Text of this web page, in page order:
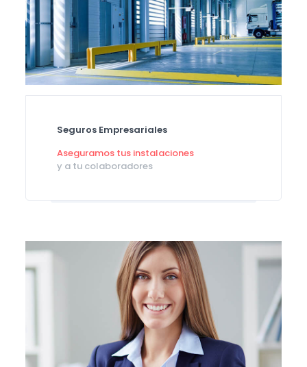
Seguros Empresariales
Aseguramos tus instalaciones
y a tu colaboradores